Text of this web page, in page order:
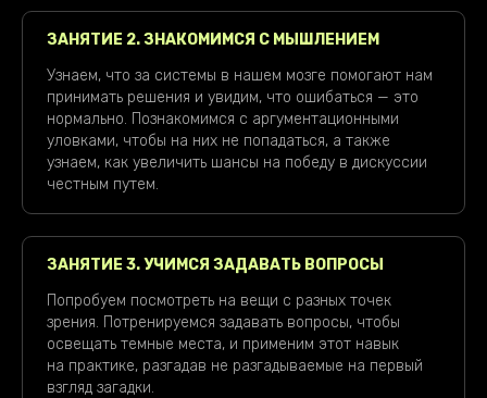
ЗАНЯТИЕ 2. ЗНАКОМИМСЯ С МЫШЛЕНИЕМ
Узнаем, что за системы в нашем мозге помогают нам
принимать решения и увидим, что ошибаться — это
нормально. Познакомимся с аргументационными
уловками, чтобы на них не попадаться, а также
узнаем, как увеличить шансы на победу в дискуссии
честным путем.
ЗАНЯТИЕ 3. УЧИМСЯ ЗАДАВАТЬ ВОПРОСЫ
Попробуем посмотреть на вещи с разных точек
зрения. Потренируемся задавать вопросы, чтобы
освещать темные места, и применим этот навык
на практике, разгадав не разгадываемые на первый
взгляд загадки.